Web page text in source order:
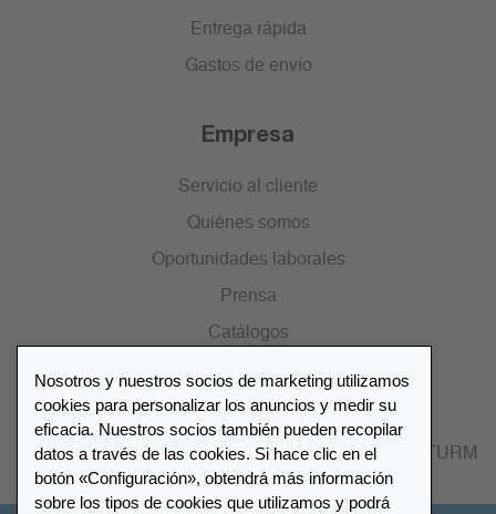
Entrega rápida
Gastos de envío
Empresa
Servicio al cliente
Quiénes somos
Oportunidades laborales
Prensa
Catálogos
Lista de distribuidores
Encuentre su distribuidor más cercano LEUCHTTURM
Nosotros y nuestros socios de marketing utilizamos
cookies para personalizar los anuncios y medir su
eficacia. Nuestros socios también pueden recopilar
datos a través de las cookies. Si hace clic en el
botón «Configuración», obtendrá más información
sobre los tipos de cookies que utilizamos y podrá